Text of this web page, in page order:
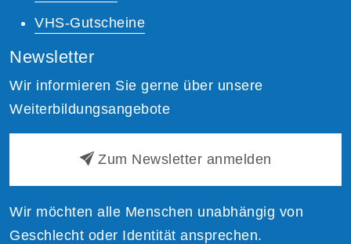
VHS-Gutscheine
Newsletter
Wir informieren Sie gerne über unsere
Weiterbildungsangebote
Zum Newsletter anmelden
Wir möchten alle Menschen unabhängig von
Geschlecht oder Identität ansprechen.